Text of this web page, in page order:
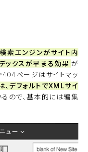
検索エンジンがサイト内
ックスが早まる効果 が
404ページはサイトマッ
デフォルトでXMLサイ
るので、基本的には編集